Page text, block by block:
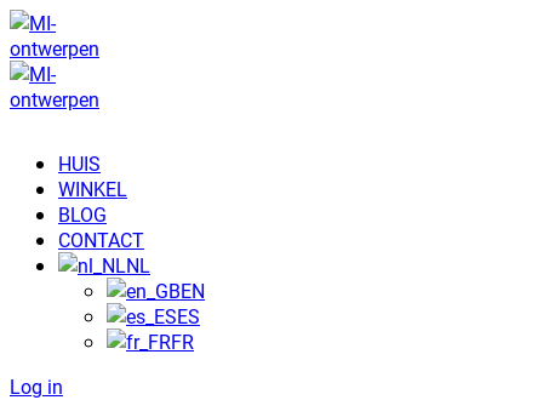
HUIS
WINKEL
BLOG
CONTACT
NL
EN
ES
FR
Log in